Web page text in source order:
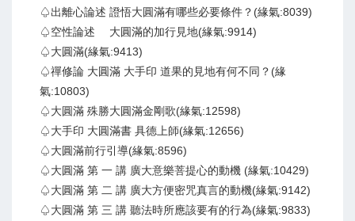
♤出離心論述 證悟大圓滿有哪些必要條件？(緣氣:8039)
♤空性論述 大圓滿的加行見地(緣氣:9914)
♤大圓滿(緣氣:9413)
♤禪修論 大圓滿 大手印 道果的見地有何不同？(緣
氣:10803)
♤大圓滿 殊勝大圓滿金剛歌(緣氣:12598)
♤大手印 大圓滿書 具德上師(緣氣:12656)
♤大圓滿前行引導(緣氣:8596)
♤大圓滿 第 一 講 廣大意樂菩提心的動機 (緣氣:10429)
♤大圓滿 第 二 講 廣大方便密咒真言的動機(緣氣:9142)
♤大圓滿 第 三 講 聽法時所應該要有的行為(緣氣:9833)